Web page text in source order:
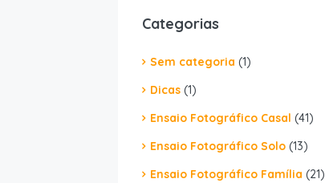
Categorias
Sem categoria (1)
Dicas (1)
Ensaio Fotográfico Casal (41)
Ensaio Fotográfico Solo (13)
Ensaio Fotográfico Família (21)